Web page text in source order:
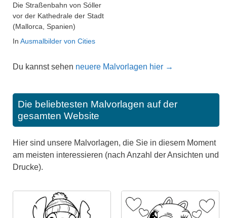
Die Straßenbahn von Sóller
vor der Kathedrale der Stadt
(Mallorca, Spanien)
In Ausmalbilder von Cities
Du kannst sehen neuere Malvorlagen hier →
Die beliebtesten Malvorlagen auf der
gesamten Website
Hier sind unsere Malvorlagen, die Sie in diesem Moment
am meisten interessieren (nach Anzahl der Ansichten und
Drucke).